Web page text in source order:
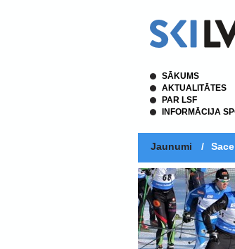
SĀKUMS
AKTUALITĀTES
PAR LSF
INFORMĀCIJA
Jaunumi /